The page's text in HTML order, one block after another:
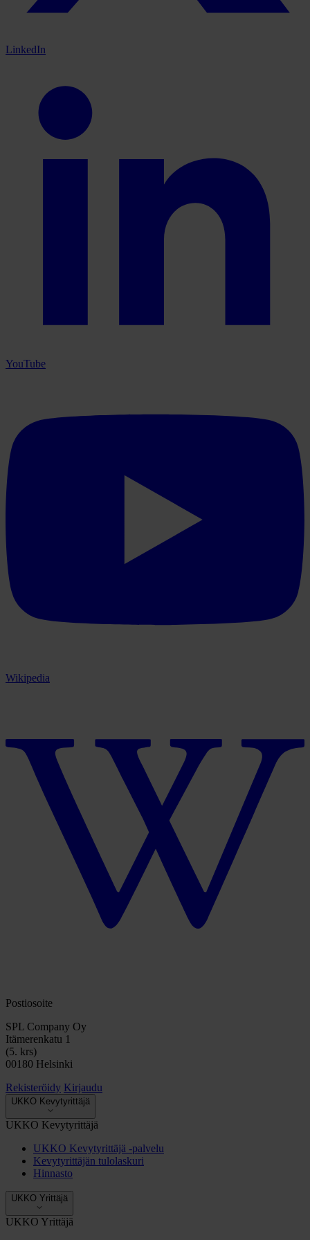
LinkedIn
YouTube
Wikipedia
Postiosoite
SPL Company Oy
Itämerenkatu 1
(5. krs)
00180 Helsinki
Rekisteröidy Kirjaudu
UKKO Kevytyrittäjä
UKKO Kevytyrittäjä
UKKO Kevytyrittäjä -palvelu
Kevytyrittäjän tulolaskuri
Hinnasto
UKKO Yrittäjä
UKKO Yrittäjä